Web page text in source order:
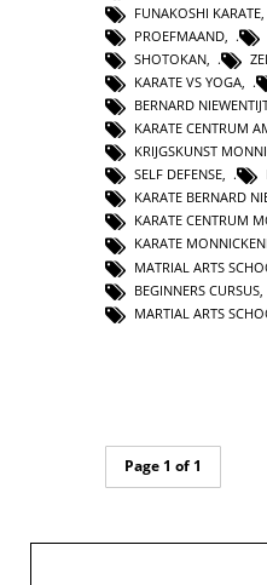
FUNAKOSHI KARATE
PROEFMAAND
SHOTOKAN
KARATE VS YOGA,
BERNARD
KARATE CENTRUM
KRIJGSKUNST
SELF DEFENSE,
KARATE BERNARD
KARATE CENTRUM
KARATE
MATRIAL ARTS
BEGINNERS CURSUS
MARTIAL ARTS
Page 1 of 1